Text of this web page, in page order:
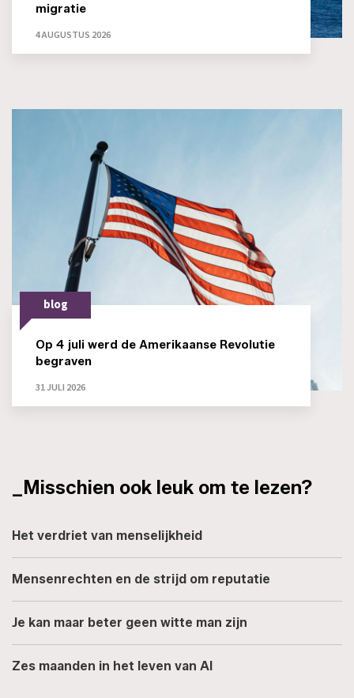
migratie
4 AUGUSTUS 2026
blog
Op 4 juli werd de Amerikaanse Revolutie
begraven
31 JULI 2026
_Misschien ook leuk om te lezen?
Het verdriet van menselijkheid
Mensenrechten en de strijd om reputatie
Je kan maar beter geen witte man zijn
Zes maanden in het leven van AI